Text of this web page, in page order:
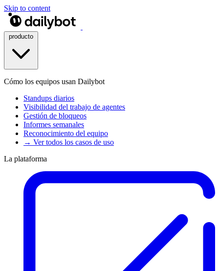
Skip to content
Cómo los equipos usan Dailybot
Standups diarios
Visibilidad del trabajo de agentes
Gestión de bloqueos
Informes semanales
Reconocimiento del equipo
→ Ver todos los casos de uso
La plataforma